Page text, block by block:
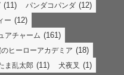
(11) パンダコパンダ (12)
ー (12)
アチャーム (161)
ヒーローアカデミア (18)
ま乱太郎 (11) 犬夜叉 (1)